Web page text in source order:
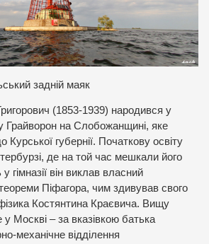
задній маяк
(1853-1939) народився у
Грайворон на Слобожанщині, яке
Курської губернії. Початкову освіту
де на той час мешкали його
гімназії він виклав власний
Піфагора, чим здивував свого
Костянтина Краєвича. Вищу
Москві – за вказівкою батька
механічне відділення